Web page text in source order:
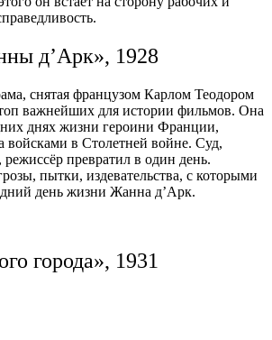
д’Арк», 1928
снятая французом Карлом Теодором
важнейших для истории фильмов. Она
днях жизни героини Франции,
войсками в Столетней войне. Суд,
превратил в один день.
пытки, издевательства, с которыми
день жизни Жанна д’Арк.
города», 1931